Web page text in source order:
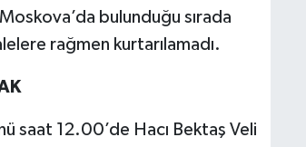
bulunduğu sırada
rağmen kurtarılamadı.
saat 12.00’de Hacı Bektaş Veli